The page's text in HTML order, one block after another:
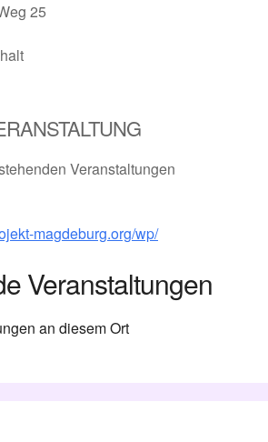
25
Veranstaltungen
magdeburg.org/wp/
Veranstaltungen
an diesem Ort